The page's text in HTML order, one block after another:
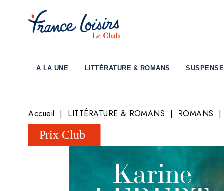
A LA UNE LITTÉRATURE & ROMANS SUSPENSE
Accueil LITTÉRATURE & ROMANS ROMANS